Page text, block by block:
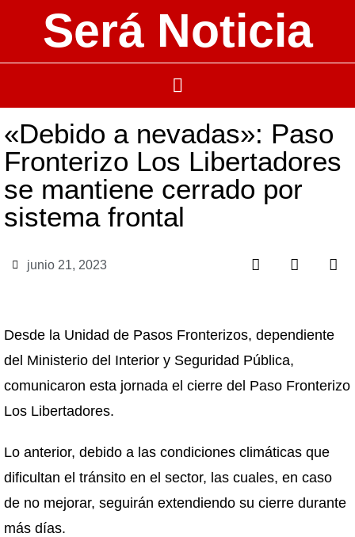
Será Noticia
«Debido a nevadas»: Paso
Fronterizo Los Libertadores
se mantiene cerrado por
sistema frontal
junio 21, 2023
Desde la Unidad de Pasos Fronterizos, dependiente
del Ministerio del Interior y Seguridad Pública,
comunicaron esta jornada el cierre del Paso Fronterizo
Los Libertadores.
Lo anterior, debido a las condiciones climáticas que
dificultan el tránsito en el sector, las cuales, en caso
de no mejorar, seguirán extendiendo su cierre durante
más días.